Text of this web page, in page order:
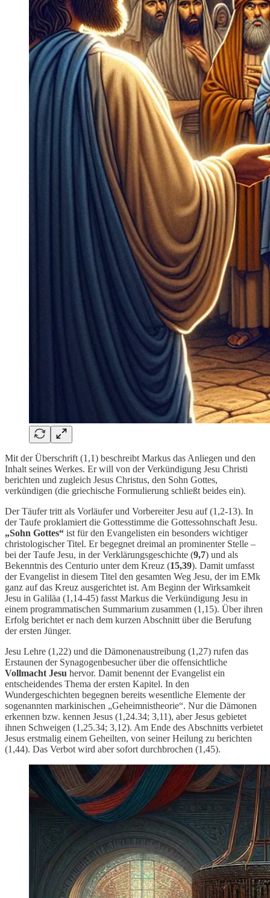
Mit der Überschrift (1,1) beschreibt Markus das Anliegen und den
Inhalt seines Werkes. Er will von der Verkündigung Jesu Christi
berichten und zugleich Jesus Christus, den Sohn Gottes,
verkündigen (die griechische Formulierung schließt beides ein).
Der Täufer tritt als Vorläufer und Vorbereiter Jesu auf (1,2-13). In
der Taufe proklamiert die Gottesstimme die Gottessohnschaft Jesu.
„Sohn Gottes“ ist für den Evangelisten ein besonders wichtiger
christologischer Titel. Er begegnet dreimal an prominenter Stelle –
bei der Taufe Jesu, in der Verklärungsgeschichte (9,7) und als
Bekenntnis des Centurio unter dem Kreuz (15,39). Damit umfasst
der Evangelist in diesem Titel den gesamten Weg Jesu, der im EMk
ganz auf das Kreuz ausgerichtet ist. Am Beginn der Wirksamkeit
Jesu in Galiläa (1,14-45) fasst Markus die Verkündigung Jesu in
einem programmatischen Summarium zusammen (1,15). Über ihren
Erfolg berichtet er nach dem kurzen Abschnitt über die Berufung
der ersten Jünger.
Jesu Lehre (1,22) und die Dämonenaustreibung (1,27) rufen das
Erstaunen der Synagogenbesucher über die offensichtliche
Vollmacht Jesu hervor. Damit benennt der Evangelist ein
entscheidendes Thema der ersten Kapitel. In den
Wundergeschichten begegnen bereits wesentliche Elemente der
sogenannten markinischen „Geheimnistheorie“. Nur die Dämonen
erkennen bzw. kennen Jesus (1,24.34; 3,11), aber Jesus gebietet
ihnen Schweigen (1,25.34; 3,12). Am Ende des Abschnitts verbietet
Jesus erstmalig einem Geheilten, von seiner Heilung zu berichten
(1,44). Das Verbot wird aber sofort durchbrochen (1,45).